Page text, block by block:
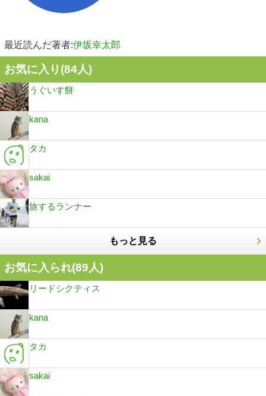
最近読んだ著者:伊坂幸太郎
お気に入り(84人)
うぐいす餅
kana
タカ
sakai
旅するランナー
もっと見る
お気に入られ(89人)
リードシクティス
kana
タカ
sakai